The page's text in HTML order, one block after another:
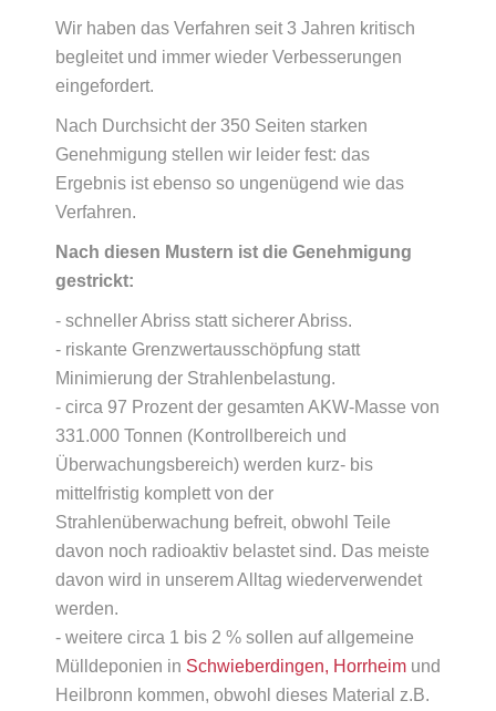
Wir haben das Verfahren seit 3 Jahren kritisch
begleitet und immer wieder Verbesserungen
eingefordert.
Nach Durchsicht der 350 Seiten starken
Genehmigung stellen wir leider fest: das
Ergebnis ist ebenso so ungenügend wie das
Verfahren.
Nach diesen Mustern ist die Genehmigung
gestrickt:
- schneller Abriss statt sicherer Abriss.
- riskante Grenzwertausschöpfung statt
Minimierung der Strahlenbelastung.
- circa 97 Prozent der gesamten AKW-Masse von
331.000 Tonnen (Kontrollbereich und
Überwachungsbereich) werden kurz- bis
mittelfristig komplett von der
Strahlenüberwachung befreit, obwohl Teile
davon noch radioaktiv belastet sind. Das meiste
davon wird in unserem Alltag wiederverwendet
werden.
- weitere circa 1 bis 2 % sollen auf allgemeine
Mülldeponien in Schwieberdingen, Horrheim und
Heilbronn kommen, obwohl dieses Material z.B.